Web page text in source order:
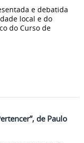
e debatida
local e do
do Curso de
de Paulo